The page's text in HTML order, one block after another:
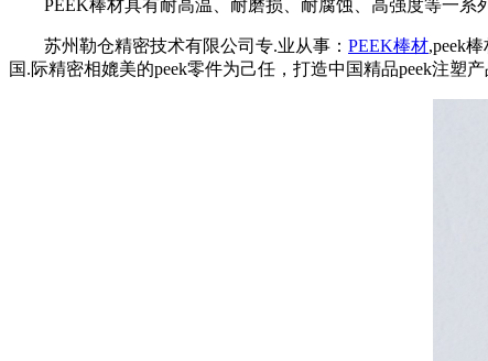
PEEK棒材具有耐高温、耐磨损、耐腐蚀、高强度等一
苏州勒仓精密技术有限公司专.业从事： PEEK棒材,peek
国.际精密相媲美的peek零件为己任，打造中国精品peek注塑